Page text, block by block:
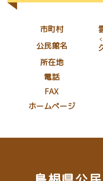
市町村
公民館名
所在地
電話
FAX
ホームページ